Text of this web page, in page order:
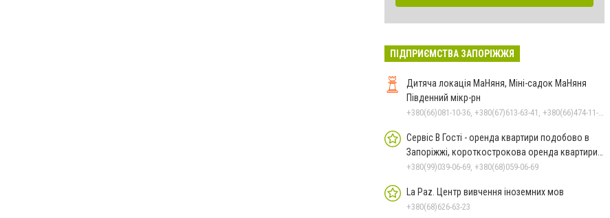
ПІДПРИЄМСТВА ЗАПОРІЖЖЯ
Дитяча локація МаНяня, Міні-садок МаНяня
Південний мікр-рн
Сервіс В Гості - оренда квартири подобово в
Запоріжжі, короткострокова оренда квартири в
Запоріжжі.
+380(99)039-06-69, +380(68)059-06-69
La Paz. Центр вивчення іноземних мов
+380(68)626-63-23